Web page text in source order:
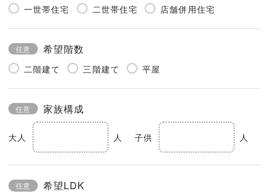
一世帯住宅 二世帯住宅 店舗併用住宅
任意 希望階数
二階建て 三階建て 平屋
任意 家族構成
大人 人 子供 人
任意 希望LDK